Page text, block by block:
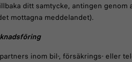
ditt samtycke, antingen
mottagna meddelandet).
inom bil-, försäkrings- eller